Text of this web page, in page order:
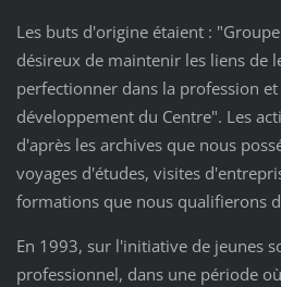
Les buts d'origine étaient :
désireux de maintenir les liens de
perfectionner dans la profession
développement du Centre". Les
d'après les archives que nous
voyages d'études, visites
formations que nous qualifierons
En 1993, sur l'initiative de jeunes
professionnel, dans une période